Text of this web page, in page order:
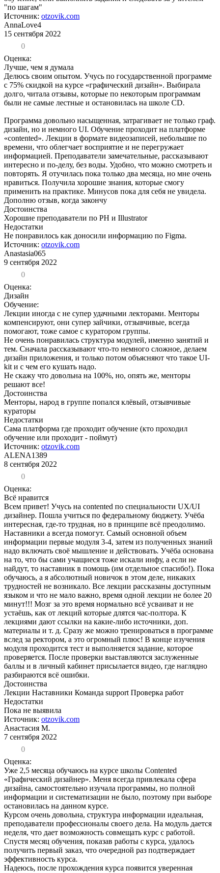
"по шагам"
Источник: otzovik.com
AnnaLove4
15 сентября 2022
0
Оценка:
Лучше, чем я думала
Делюсь своим опытом. Учусь по государственной программе
с 75% скидкой на курсе «графический дизайн». Выбирала
долго, читала отзывы, которые по некоторым программам
были не самые лестные и остановилась на школе CD.
Программа довольно насыщенная, затрагивает не только граф.
дизайн, но и немного UI. Обучение проходит на платформе
«contented». Лекции в формате видеозаписей, небольшие по
времени, что облегчает восприятие и не перегружает
информацией. Преподаватели замечательные, рассказывают
интересно и по-делу, без воды. Удобно, что можно смотреть и
повторять. Я отучилась пока только два месяца, но мне очень
нравиться. Получила хорошие знания, которые смогу
применить на практике. Минусов пока для себя не увидела.
Дополню отзыв, когда закончу
Достоинства
Хорошие преподаватели по PH и Illustrator
Недостатки
Не понравилось как доносили информацию по Figma.
Источник: otzovik.com
Anastasia065
9 сентября 2022
0
Оценка:
Дизайн
Обучение:
Лекции иногда с не супер удачными лекторами. Менторы
компенсируют, они супер зайчики, отзывчивые, всегда
помогают, тоже самое с куратором группы.
Не очень понравилась структура модулей, именно занятий и
тем. Сначала рассказывают что-то немного сложное, делаем
дизайн приложения, и только потом объясняют что такое UI-
kit и с чем его кушать надо.
Не скажу что довольна на 100%, но, опять же, менторы
решают все!
Достоинства
Менторы, народ в группе попался клёвый, отзывчивые
кураторы
Недостатки
Сама платформа где проходит обучение (кто проходил
обучение или проходит - поймут)
Источник: otzovik.com
ALENA1389
8 сентября 2022
0
Оценка:
Всё нравится
Всем привет! Учусь на contented по специальности UX/UI
дизайнер. Пошла учиться по федеральному бюджету. Учёба
интересная, где-то трудная, но в принципе всё преодолимо.
Наставники а всегда помогут. Самый основной объем
информации первые модуля 3-4, затем из полученных знаний
надо включать своё мышление и действовать. Учёба основана
на то, что бы сами учащиеся тоже искали инфу, а если не
найдут, то наставник в помощь (им отдельное спасибо!). Пока
обучаюсь, а я абсолютный новичок в этом деле, никаких
трудностей не возникало. Все лекции рассказаны доступным
языком и что не мало важно, время одной лекции не более 20
минут!!! Мозг за это время нормально всё усваиват и не
устаёшь, как от лекций которые длятся час-полтора. К
лекциями дают ссылки на какие-либо источники, доп.
материалы и т. д. Сразу же можно тренироваться в программе
вслед за ректором, а это огромный плюс! В конце изучения
модуля проходится тест и выполняется задание, которое
проверяется. После проверки выставляются заслуженные
баллы и в личный кабинет присылается видео, где наглядно
разбираются всё ошибки.
Достоинства
Лекции Наставники Команда support Проверка работ
Недостатки
Пока не выявила
Источник: otzovik.com
Анастасия М.
7 сентября 2022
0
Оценка:
Уже 2,5 месяца обучаюсь на курсе школы Contented
«Графический дизайнер». Меня всегда привлекала сфера
дизайна, самостоятельно изучала программы, но полной
информации и систематизации не было, поэтому при выборе
остановилась на данном курсе.
Курсом очень довольна, структура информации идеальная,
преподаватели профессионалы своего дела. На модуль дается
неделя, что дает возможность совмещать курс с работой.
Спустя месяц обучения, показав работы с курса, удалось
получить первый заказ, что очередной раз подтверждает
эффективность курса.
Надеюсь, после прохождения курса появится уверенная